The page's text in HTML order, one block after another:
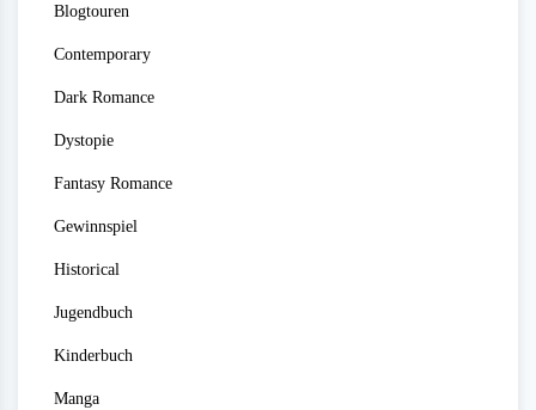
Blogtouren
Contemporary
Dark Romance
Dystopie
Fantasy Romance
Gewinnspiel
Historical
Jugendbuch
Kinderbuch
Manga